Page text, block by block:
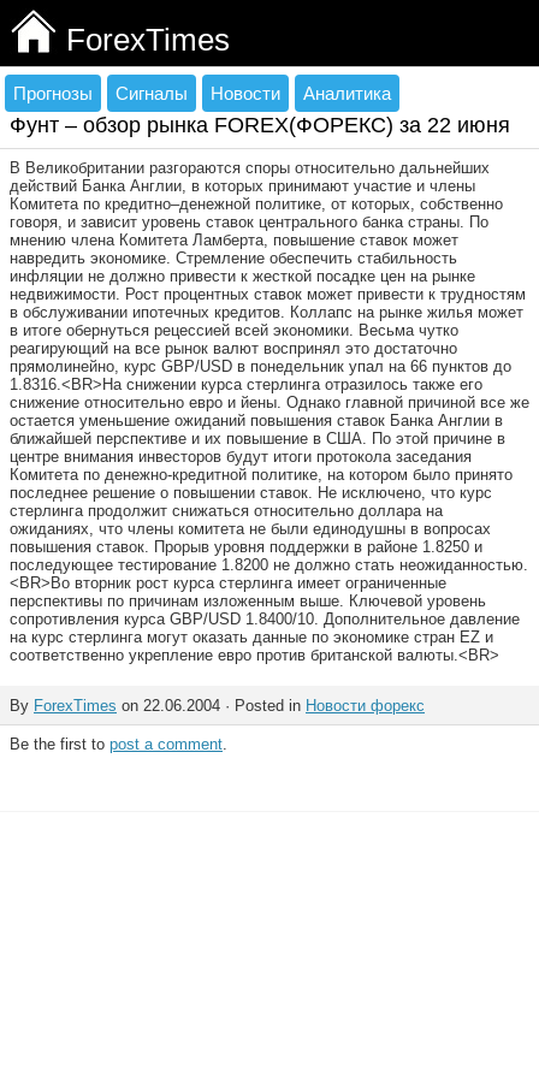
ForexTimes
Прогнозы Сигналы Новости Аналитика
Фунт – обзор рынка FOREX(ФОРЕКС) за 22 июня
В Великобритании разгораются споры относительно дальнейших
действий Банка Англии, в которых принимают участие и члены
Комитета по кредитно–денежной политике, от которых, собственно
говоря, и зависит уровень ставок центрального банка страны. По
мнению члена Комитета Ламберта, повышение ставок может
навредить экономике. Стремление обеспечить стабильность
инфляции не должно привести к жесткой посадке цен на рынке
недвижимости. Рост процентных ставок может привести к трудностям
в обслуживании ипотечных кредитов. Коллапс на рынке жилья может
в итоге обернуться рецессией всей экономики. Весьма чутко
реагирующий на все рынок валют воспринял это достаточно
прямолинейно, курс GBP/USD в понедельник упал на 66 пунктов до
1.8316.<BR>На снижении курса стерлинга отразилось также его
снижение относительно евро и йены. Однако главной причиной все же
остается уменьшение ожиданий повышения ставок Банка Англии в
ближайшей перспективе и их повышение в США. По этой причине в
центре внимания инвесторов будут итоги протокола заседания
Комитета по денежно-кредитной политике, на котором было принято
последнее решение о повышении ставок. Не исключено, что курс
стерлинга продолжит снижаться относительно доллара на
ожиданиях, что члены комитета не были единодушны в вопросах
повышения ставок. Прорыв уровня поддержки в районе 1.8250 и
последующее тестирование 1.8200 не должно стать неожиданностью.
<BR>Во вторник рост курса стерлинга имеет ограниченные
перспективы по причинам изложенным выше. Ключевой уровень
сопротивления курса GBP/USD 1.8400/10. Дополнительное давление
на курс стерлинга могут оказать данные по экономике стран EZ и
соответственно укрепление евро против британской валюты.<BR>
By ForexTimes on 22.06.2004 · Posted in Новости форекс
Be the first to post a comment.